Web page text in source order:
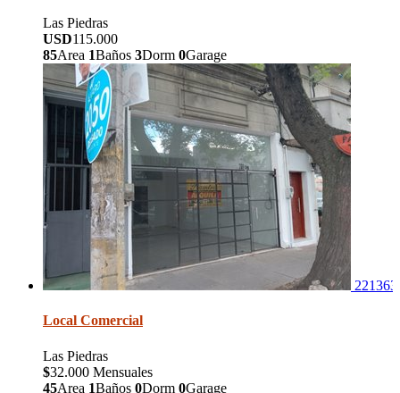
Las Piedras
USD115.000
85Area 1Baños 3Dorm 0Garage
221363
Local Comercial
Las Piedras
$32.000 Mensuales
45Area 1Baños 0Dorm 0Garage